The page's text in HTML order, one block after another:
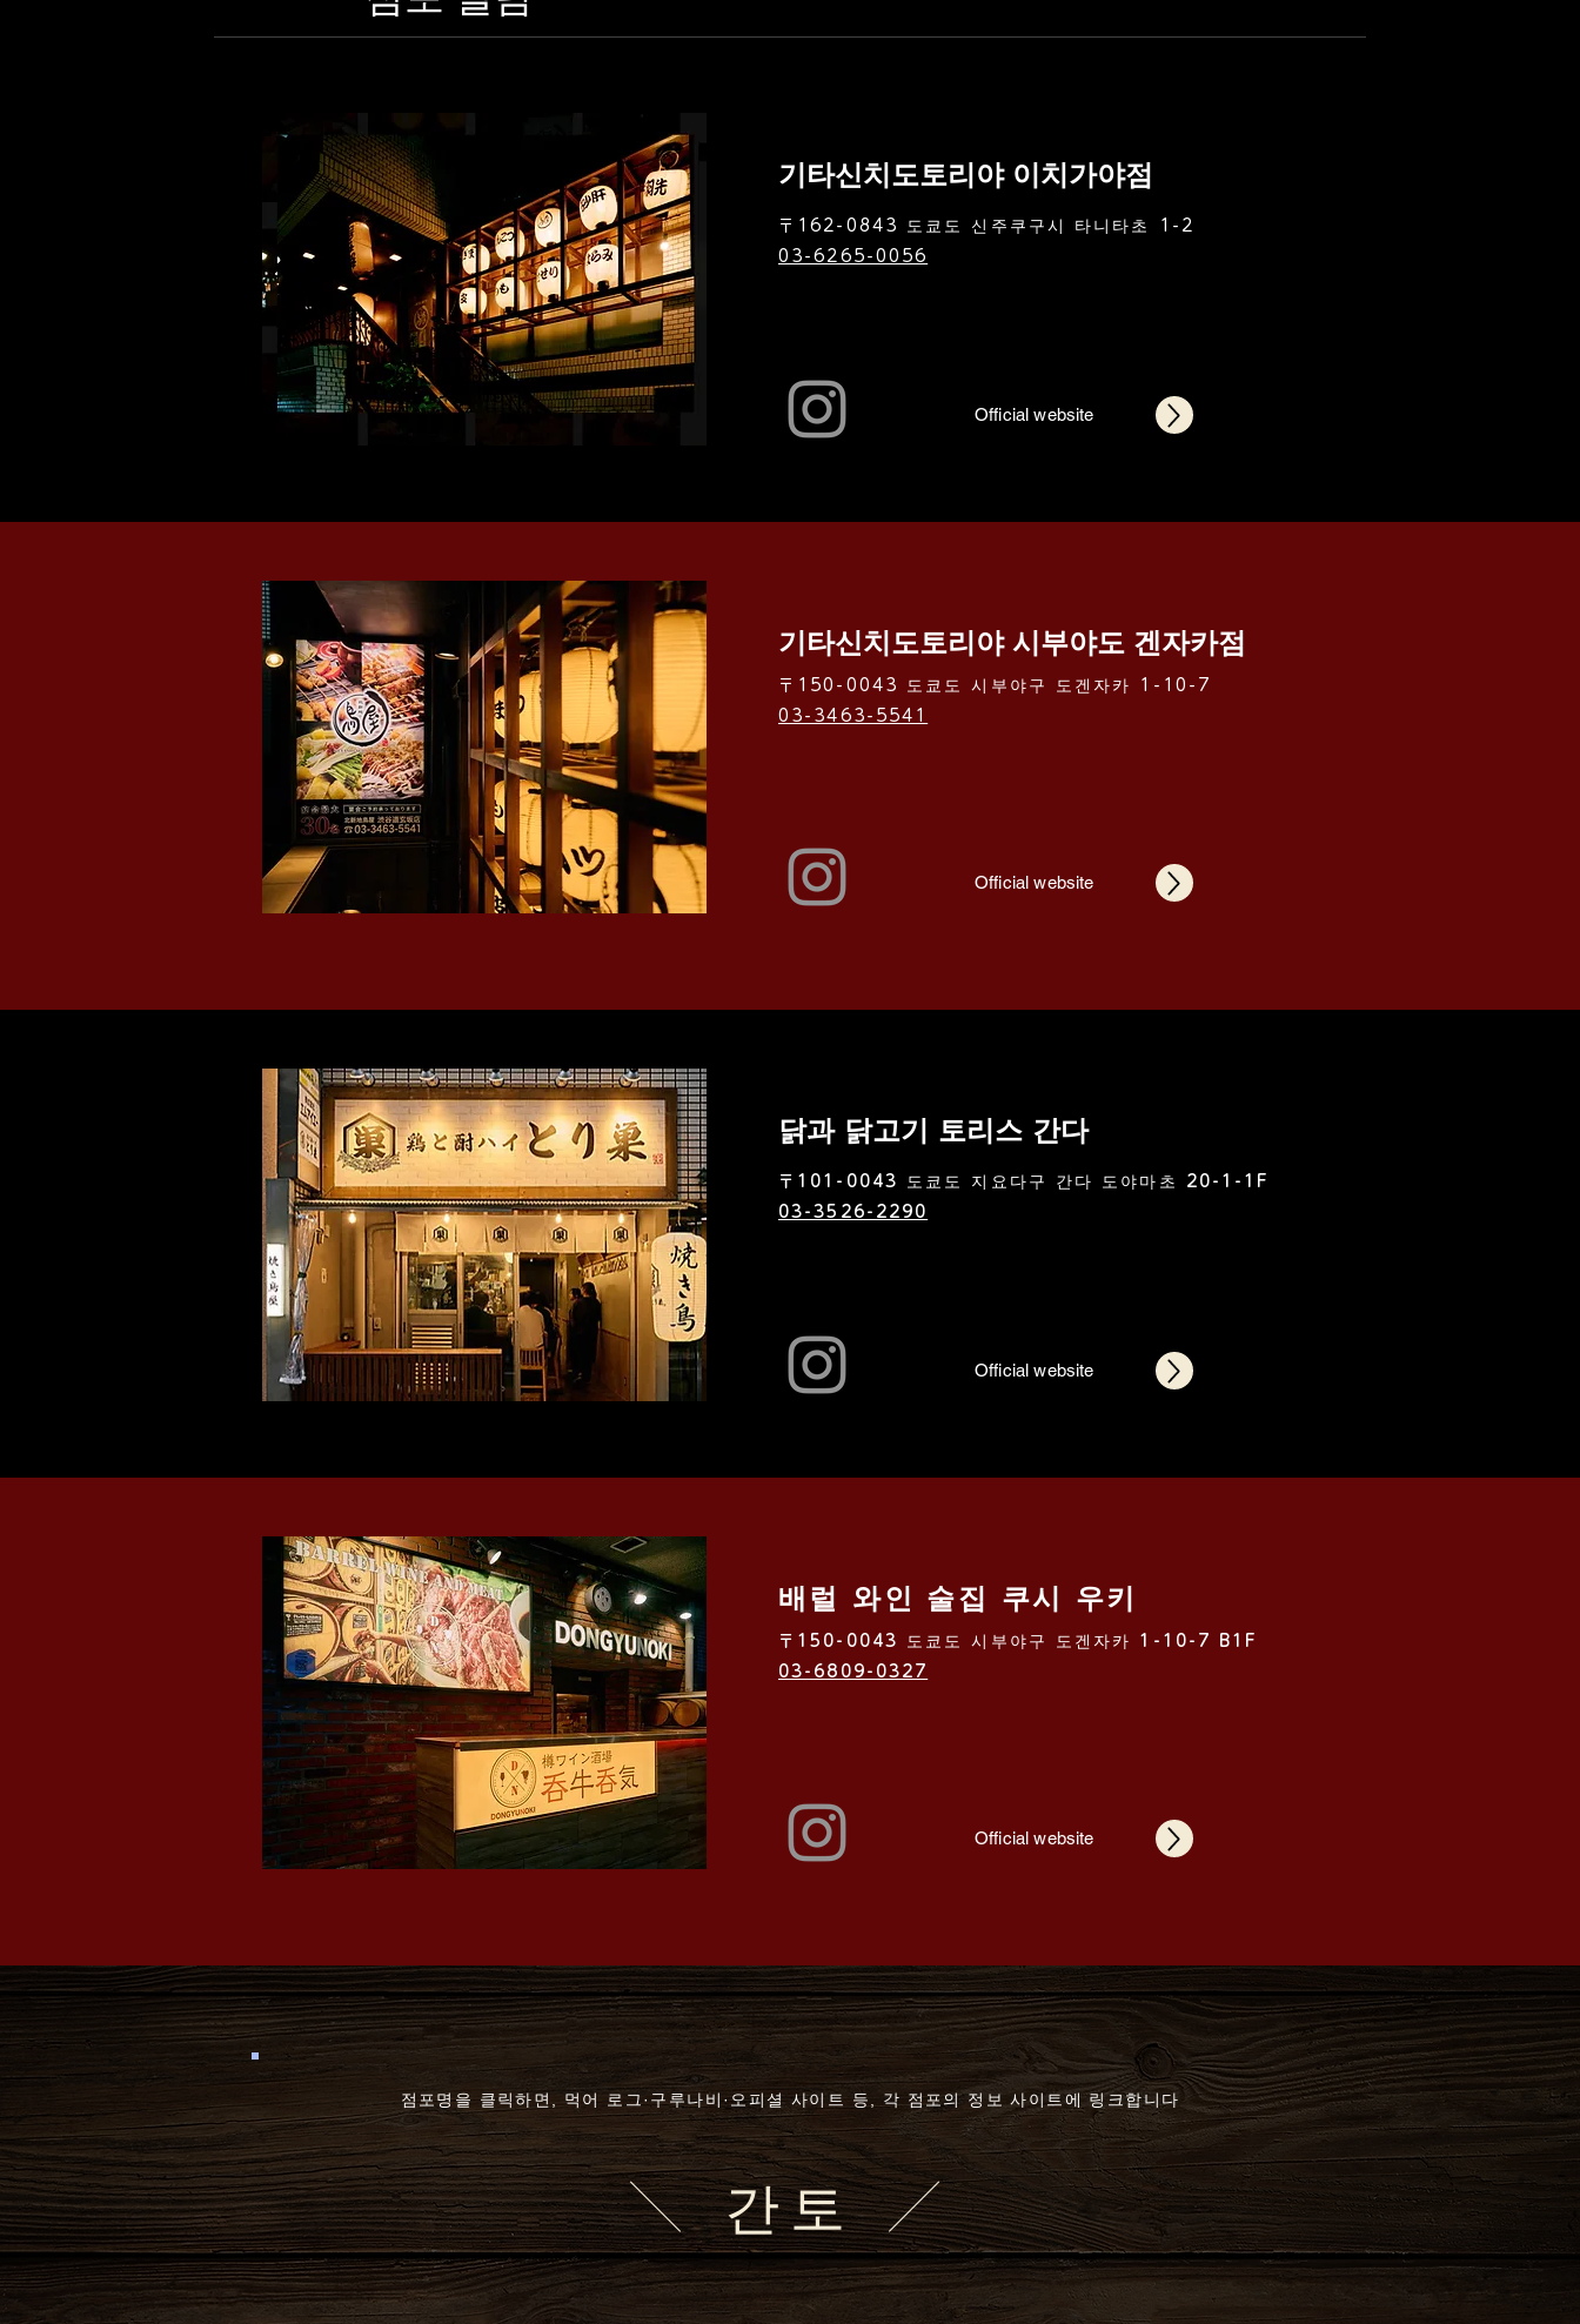
기타신치도토리야 이치가야점
〒162-0843 도쿄도 신주쿠구시 타니타초 1-2
03-6265-0056
Official website
기타신치도토리야 시부야도 겐자카점
〒150-0043 도쿄도 시부야구 도겐자카 1-10-7
03-3463-5541
Official website
닭과 닭고기 토리스 간다
〒101-0043 도쿄도 지요다구 간다 도야마초 20-1-1F
03-3526-2290
Official website
배럴 와인 술집 쿠시 우키
〒150-0043 도쿄도 시부야구 도겐자카 1-10-7 B1F
03-6809-0327
Official website
점포명을 클릭하면, 먹어 로그·구루나비·오피셜 사이트 등, 각 점포의 정보 사이트에 링크합니다
＼ 간토 ／